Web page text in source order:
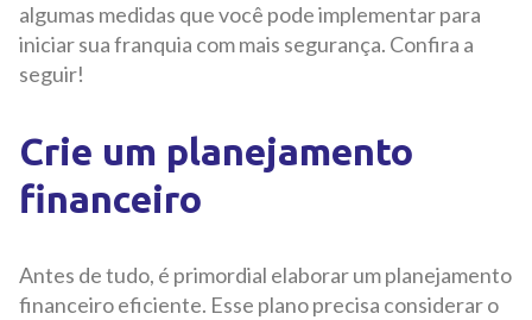
algumas medidas que você pode implementar para
iniciar sua franquia com mais segurança. Confira a
seguir!
Crie um planejamento
financeiro
Antes de tudo, é primordial elaborar um planejamento
financeiro eficiente. Esse plano precisa considerar o